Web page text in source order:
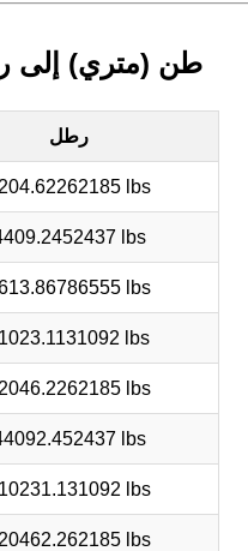
طن (متري) إلى
رطل
lbs
lbs
lbs
lbs
lbs
lbs
lbs
lbs